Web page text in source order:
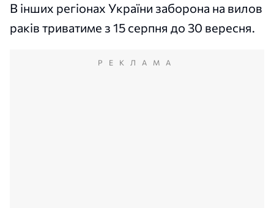
В інших регіонах України заборона на вилов
раків триватиме з 15 серпня до 30 вересня.
РЕКЛАМА